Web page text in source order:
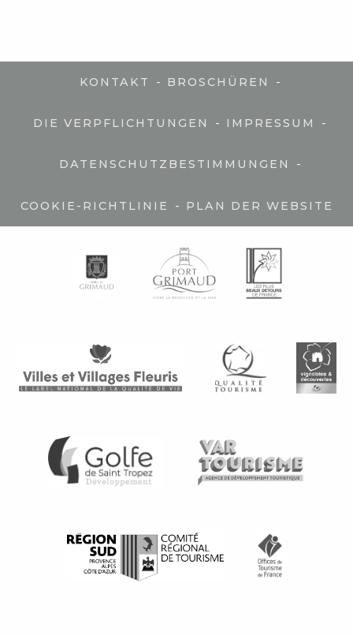
KONTAKT - BROSCHÜREN -
DIE VERPFLICHTUNGEN - IMPRESSUM -
DATENSCHUTZBESTIMMUNGEN -
COOKIE-RICHTLINIE - PLAN DER WEBSITE